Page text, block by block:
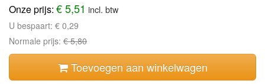
Onze prijs: € 5,51 incl. btw
U bespaart: € 0,29
Normale prijs: € 5,80
Toevoegen aan winkelwagen